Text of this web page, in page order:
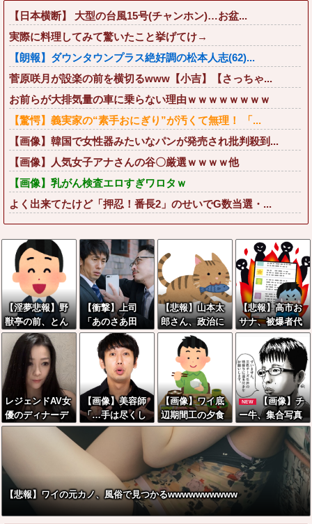
【日本横断】 大型の台風15号(チャンホン)…お盆...
実際に料理してみて驚いたこと挙げてけ→
【朗報】ダウンタウンプラス絶好調の松本人志(62)...
菅原咲月が設楽の前を横切るwww【小吉】【さっちゃ...
お前らが大排気量の車に乗らない理由ｗｗｗｗｗｗｗｗ
【驚愕】義実家の“素手おにぎり”が汚くて無理！ 「...
【画像】韓国で女性器みたいなパンが発売され批判殺到...
【画像】人気女子アナさんの谷〇厳選ｗｗｗｗ他
【画像】乳がん検査エロすぎワロタｗ
よく出来てたけど「押忍！番長2」のせいでG数当選・...
【淫夢悲報】野
獣亭の前、とん
でもないことに
なるｗｗｗｗｗ
ｗｗｗｗｗ
【衝撃】上司
「あのさあ田
沼？お前営業車
のガソリン抜い
てない？」俺
「はぁ？どうい
うことすか？」
上司「自分の車
に入れ替えたり
してない？？」
←これw w w w
w w
【悲報】山本太
郎さん、政治に
興味なかった
【悲報】高市お
サナ、被爆者代
表を睨み付けて
しまいバチクソ
炎上し始めるｗ
ｗｗｗｗｗｗｗ
ｗ
レジェンドAV女
優のディナーデ
ート付き撮影会7
【画像】美容師
「…手は尽くし
ました」陰キャ
女子「…ｯ！！」
→結果をご覧く
ださいw w w w
w w w w
【画像】ワイ底
辺期間工の夕食
がこちらｗｗｗ
ｗｗ
NEW
【画像】チ
ー牛、集合写真
で濃厚なチー臭
を出してしまう
【悲報】ワイの元カノ、風俗で見つかるwwwwwwwwww